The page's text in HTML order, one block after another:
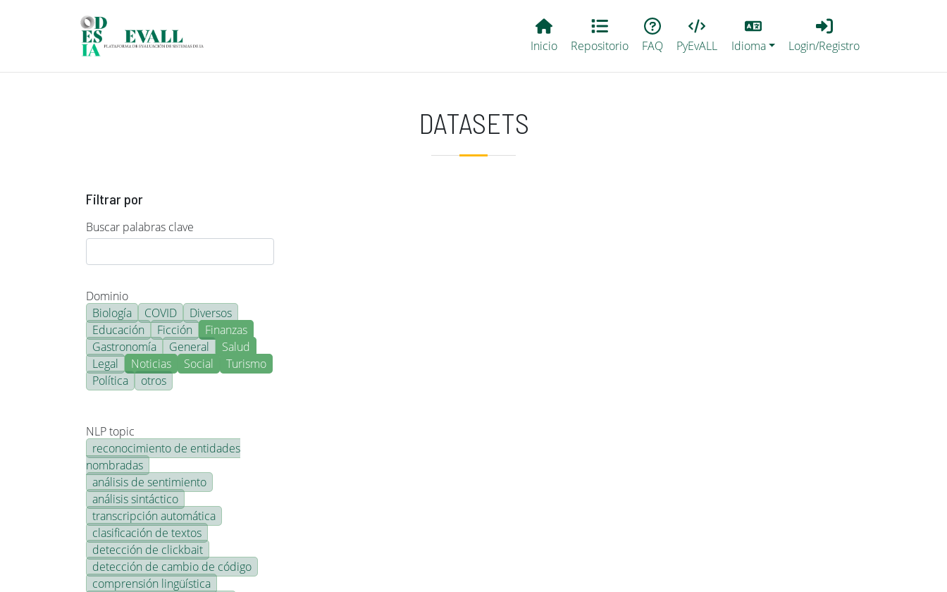
Main EvALL
Inicio Repositorio FAQ PyEvALL
Lang
Idioma
Login_Registro
Login/Registro
DATASETS
Filtrar por
Buscar palabras clave
Dominio
Biología
COVID
Diversos
Educación
Ficción
Finanzas
Gastronomía
General
Salud
Legal
Noticias Social
Turismo
Política
otros
NLP topic
reconocimiento de entidades
nombradas
análisis de sentimiento
análisis sintáctico
transcripción automática
clasificación de textos
detección de clickbait
detección de cambio de código
comprensión lingüística